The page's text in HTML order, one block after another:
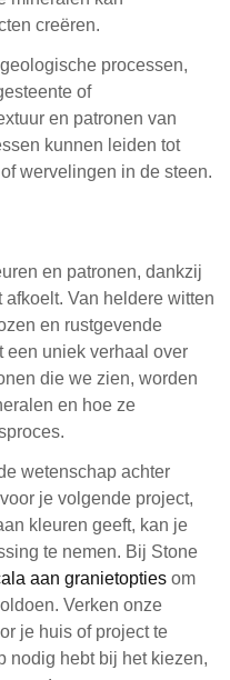
creëren.
processen,
of
en patronen van
kunnen leiden tot
wervelingen in de steen.
en patronen, dankzij
Van heldere witten
en rustgevende
een uniek verhaal over
die we zien, worden
en hoe ze
wetenschap achter
je volgende project,
kleuren geeft, kan je
te nemen. Bij Stone
aan granietopties om
Verken onze
je huis of project te
nodig hebt bij het kiezen,